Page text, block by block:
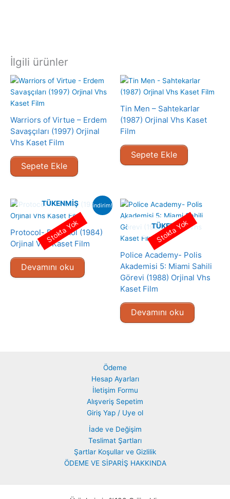
İlgili ürünler
Warriors of Virtue – Erdem
Savaşçıları (1997) Orjinal
Vhs Kaset Film
Sepete Ekle
Tin Men – Sahtekarlar
(1987) Orjinal Vhs Kaset
Film
Sepete Ekle
indirim!
TÜKENMIŞ
Protocol- Protokol (1984)
Orjinal Vhs Kaset Film
Devamını oku
Stokta Yok TÜKENMIŞ
Police Academy- Polis
Akademisi 5: Miami Sahili
Görevi (1988) Orjinal Vhs
Kaset Film
Devamını oku
Stokta Yok
Ödeme
Hesap Ayarları
İletişim Formu
Alışveriş Sepetim
Giriş Yap / Uye ol
İade ve Değişim
Teslimat Şartları
Şartlar Koşullar ve Gizlilik
ÖDEME VE SİPARİŞ HAKKINDA